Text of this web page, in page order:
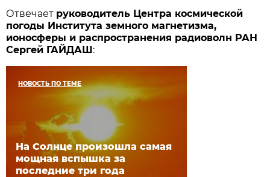
Отвечает руководитель Центра космической
погоды Института земного магнетизма,
ионосферы и распространения радиоволн РАН
Сергей ГАЙДАШ:
НОВОСТЬ ПО ТЕМЕ
На Солнце произошла самая
мощная вспышка за
последние три года